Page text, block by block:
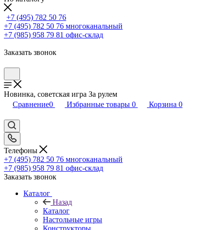
+7 (495) 782 50 76
+7 (495) 782 50 76 многоканальный
+7 (985) 958 79 81 офис-склад
Заказать звонок
Новинка, советская игра За рулем
Сравнение0 Избранные товары 0 Корзина 0
Телефоны
+7 (495) 782 50 76 многоканальный
+7 (985) 958 79 81 офис-склад
Заказать звонок
Каталог
Назад
Каталог
Настольные игры
Конструкторы